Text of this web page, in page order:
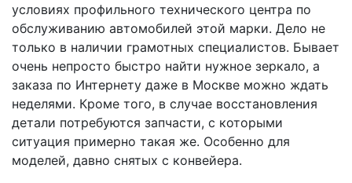
условиях профильного технического центра по
обслуживанию автомобилей этой марки. Дело не
только в наличии грамотных специалистов. Бывает
очень непросто быстро найти нужное зеркало, а
заказа по Интернету даже в Москве можно ждать
неделями. Кроме того, в случае восстановления
детали потребуются запчасти, с которыми
ситуация примерно такая же. Особенно для
моделей, давно снятых с конвейера.